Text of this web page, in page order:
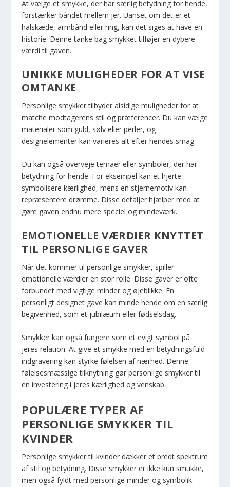
At vælge et smykke, der har særlig betydning for hende,
forstærker båndet mellem jer. Uanset om det er et
halskæde, armbånd eller ring, kan det siges at have en
historie. Denne tanke bag smykket tilføjer en dybere
værdi til gaven.
UNIKKE MULIGHEDER FOR AT VISE
OMTANKE
Personlige smykker tilbyder alsidige muligheder for at
matche modtagerens stil og præferencer. Du kan vælge
materialer som guld, sølv eller perler, og
designelementer kan varieres alt efter hendes smag.
Du kan også overveje temaer eller symboler, der har
betydning for hende. For eksempel kan et hjerte
symbolisere kærlighed, mens en stjernemotiv kan
repræsentere drømme. Disse detaljer hjælper med at
gøre gaven endnu mere speciel og mindeværk.
EMOTIONELLE VÆRDIER KNYTTET
TIL PERSONLIGE GAVER
Når det kommer til personlige smykker, spiller
emotionelle værdier en stor rolle. Disse gaver er ofte
forbundet med vigtige minder og øjeblikke. En
personligt designet gave kan minde hende om en særlig
begivenhed, som et jubilæum eller fødselsdag.
Smykker kan også fungere som et evigt symbol på
jeres relation. At give et smykke med en betydningsfuld
indgravering kan styrke følelsen af nærhed. Denne
følelsesmæssige tilknytning gør personlige smykker til
en investering i jeres kærlighed og venskab.
POPULÆRE TYPER AF
PERSONLIGE SMYKKER TIL
KVINDER
Personlige smykker til kvinder dækker et bredt spektrum
af stil og betydning. Disse smykker er ikke kun smukke,
men også fyldt med personlige minder og symbolik.